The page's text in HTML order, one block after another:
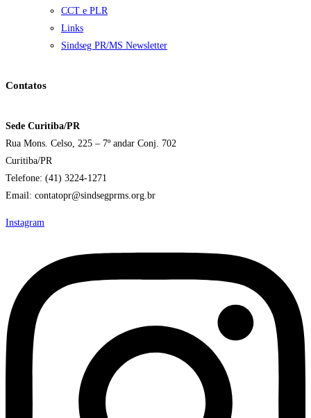
CCT e PLR
Links
Sindseg PR/MS Newsletter
Contatos
Sede Curitiba/PR
Rua Mons. Celso, 225 – 7º andar Conj. 702
Curitiba/PR
Telefone: (41) 3224-1271
Email: contatopr@sindsegprms.org.br
Instagram